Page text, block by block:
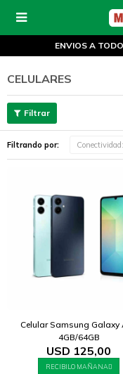

ENVIOS A
CELULARES
Filtrando por: Conectividad:
Celular Samsung Galaxy
4GB/64GB
USD 125,00
RECIBILO MAÑANA